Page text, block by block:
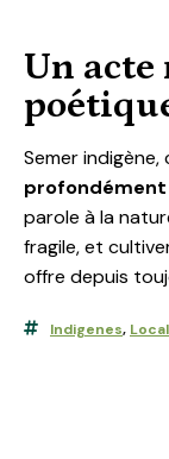
Un
Semer indigène,
parole à la
fragile, et
offre depuis
Indigenes,